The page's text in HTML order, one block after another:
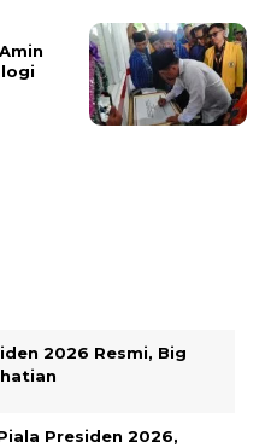
2026 Resmi, Big
Presiden 2026,